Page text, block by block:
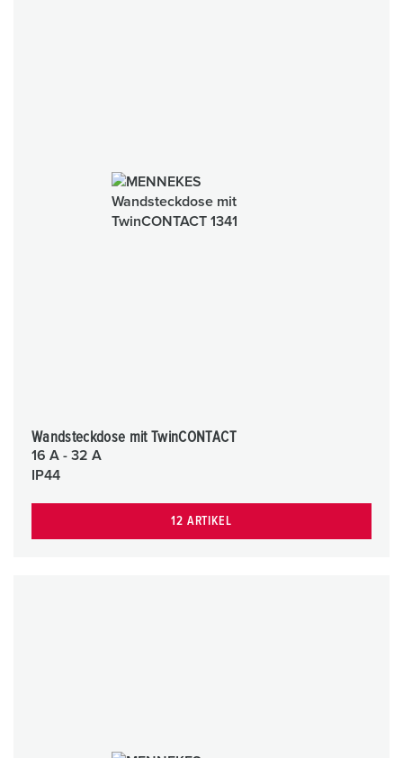
Wandsteckdose mit TwinCONTACT
16 A - 32 A
IP44
12 ARTIKEL